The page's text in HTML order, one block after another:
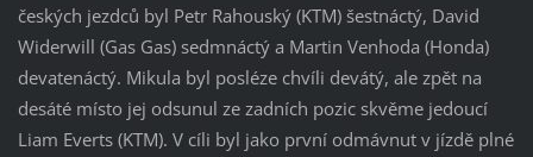
českých jezdců byl Petr Rahouský (KTM) šestnáctý, David
Widerwill (Gas Gas) sedmnáctý a Martin Venhoda (Honda)
devatenáctý. Mikula byl posléze chvíli devátý, ale zpět na
desáté místo jej odsunul ze zadních pozic skvěme jedoucí
Liam Everts (KTM). V cíli byl jako první odmávnut v jízdě plné